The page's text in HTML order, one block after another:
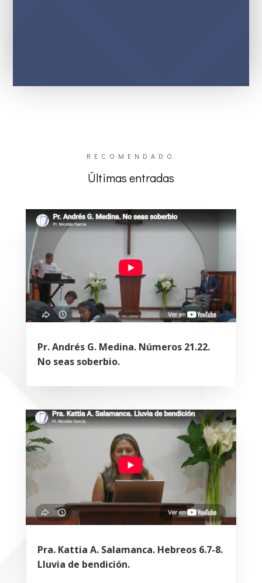
RECOMENDADO
Últimas entradas
Pr. Andrés G. Medina. Números 21.22.
No seas soberbio.
Pra. Kattia A. Salamanca. Hebreos 6.7-8.
Lluvia de bendición.